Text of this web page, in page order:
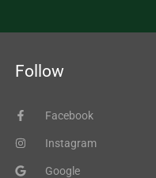
Follow
Facebook
Instagram
Google